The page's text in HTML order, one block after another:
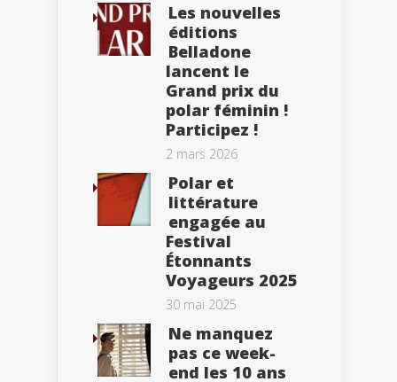
Les nouvelles
éditions
Belladone
lancent le
Grand prix du
polar féminin !
Participez !
2 mars 2026
Polar et
littérature
engagée au
Festival
Étonnants
Voyageurs 2025
30 mai 2025
Ne manquez
pas ce week-
end les 10 ans